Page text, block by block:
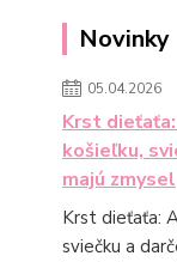
Novinky
05.04.2026
Krst
košieľku,
majú zmysel
Krst dieťaťa:
sviečku a